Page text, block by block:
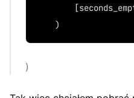
    )
)